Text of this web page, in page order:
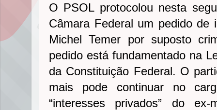
O PSOL protocolou nesta
Câmara Federal um pedido de
Michel Temer por suposto
pedido está fundamentado na
da Constituição Federal. O
mais pode continuar no
“interesses privados” do